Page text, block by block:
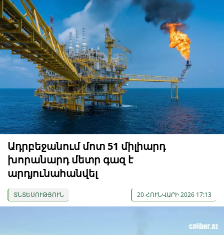
Ադրբեջանում մոտ 51 միլիարդ
խորանարդ մետր գազ է
արդյունահանվել
ՏՆՏԵՍՈՒԹՅՈՒՆ 20 ՀՈՒՆՎԱՐԻ 2026 17:13